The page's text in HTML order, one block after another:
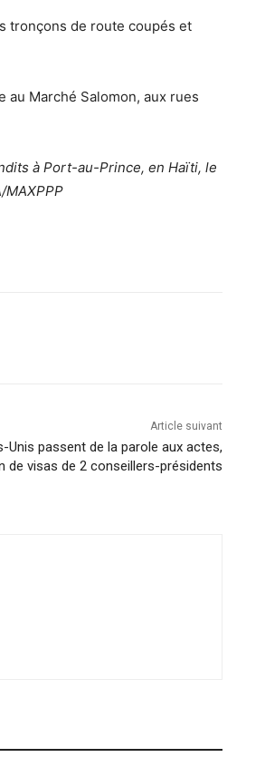
tronçons de route coupés et
au Marché Salomon, aux rues
à Port-au-Prince, en Haïti, le
MAXPPP
Article suivant
Unis passent de la parole aux actes,
de visas de 2 conseillers-présidents